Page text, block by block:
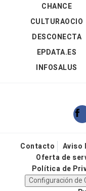
CHANCE
CULTURAOCIO
DESCONECTA
EPDATA.ES
INFOSALUS
Contacto Aviso
Oferta de
Política de
Configuración de